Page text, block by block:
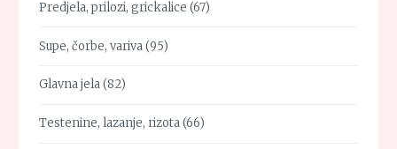
Predjela, prilozi, grickalice (67)
Supe, čorbe, variva(95)
Glavna jela(82)
Testenine, lazanje, rizota(66)